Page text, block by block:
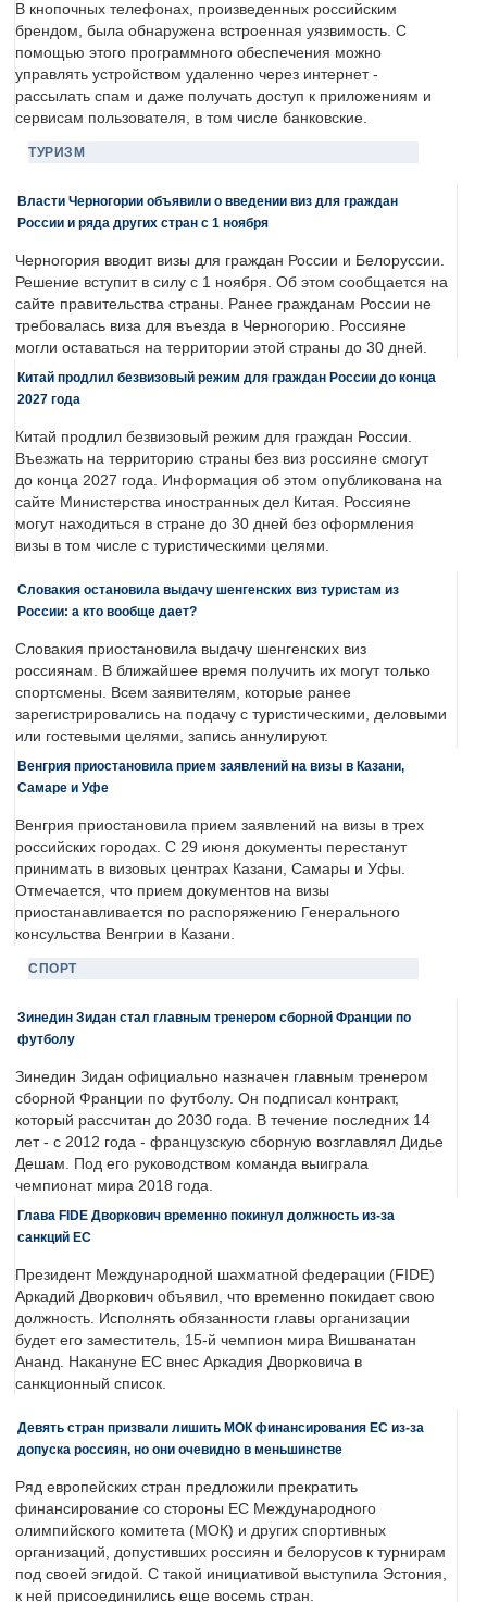
В кнопочных телефонах, произведенных российским
брендом, была обнаружена встроенная уязвимость. С
помощью этого программного обеспечения можно
управлять устройством удаленно через интернет -
рассылать спам и даже получать доступ к приложениям и
сервисам пользователя, в том числе банковские.
ТУРИЗМ
Власти Черногории объявили о введении виз для граждан
России и ряда других стран с 1 ноября
Черногория вводит визы для граждан России и Белоруссии.
Решение вступит в силу с 1 ноября. Об этом сообщается на
сайте правительства страны. Ранее гражданам России не
требовалась виза для въезда в Черногорию. Россияне
могли оставаться на территории этой страны до 30 дней.
Китай продлил безвизовый режим для граждан России до конца
2027 года
Китай продлил безвизовый режим для граждан России.
Въезжать на территорию страны без виз россияне смогут
до конца 2027 года. Информация об этом опубликована на
сайте Министерства иностранных дел Китая. Россияне
могут находиться в стране до 30 дней без оформления
визы в том числе с туристическими целями.
Словакия остановила выдачу шенгенских виз туристам из
России: а кто вообще дает?
Словакия приостановила выдачу шенгенских виз
россиянам. В ближайшее время получить их могут только
спортсмены. Всем заявителям, которые ранее
зарегистрировались на подачу с туристическими, деловыми
или гостевыми целями, запись аннулируют.
Венгрия приостановила прием заявлений на визы в Казани,
Самаре и Уфе
Венгрия приостановила прием заявлений на визы в трех
российских городах. С 29 июня документы перестанут
принимать в визовых центрах Казани, Самары и Уфы.
Отмечается, что прием документов на визы
приостанавливается по распоряжению Генерального
консульства Венгрии в Казани.
СПОРТ
Зинедин Зидан стал главным тренером сборной Франции по
футболу
Зинедин Зидан официально назначен главным тренером
сборной Франции по футболу. Он подписал контракт,
который рассчитан до 2030 года. В течение последних 14
лет - с 2012 года - французскую сборную возглавлял Дидье
Дешам. Под его руководством команда выиграла
чемпионат мира 2018 года.
Глава FIDE Дворкович временно покинул должность из-за
санкций ЕС
Президент Международной шахматной федерации (FIDE)
Аркадий Дворкович объявил, что временно покидает свою
должность. Исполнять обязанности главы организации
будет его заместитель, 15-й чемпион мира Вишванатан
Ананд. Накануне ЕС внес Аркадия Дворковича в
санкционный список.
Девять стран призвали лишить МОК финансирования ЕС из-за
допуска россиян, но они очевидно в меньшинстве
Ряд европейских стран предложили прекратить
финансирование со стороны ЕС Международного
олимпийского комитета (МОК) и других спортивных
организаций, допустивших россиян и белорусов к турнирам
под своей эгидой. С такой инициативой выступила Эстония,
к ней присоединились еще восемь стран.